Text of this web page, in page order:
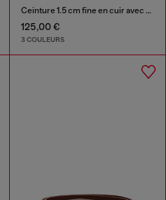
Ceinture 1.5 cm fine en cuir avec boucle sculpturale
125,00 €
3 COULEURS